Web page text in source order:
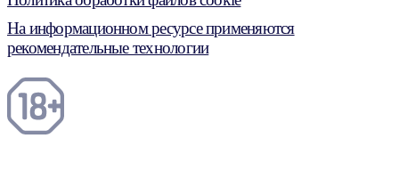
На информационном ресурсе применяются
рекомендательные технологии